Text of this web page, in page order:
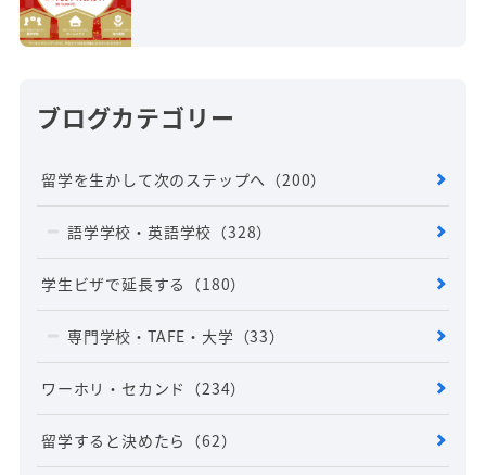
ブログカテゴリー
留学を生かして次のステップへ （200）
語学学校・英語学校 （328）
学生ビザで延長する （180）
専門学校・TAFE・大学 （33）
ワーホリ・セカンド （234）
留学すると決めたら （62）